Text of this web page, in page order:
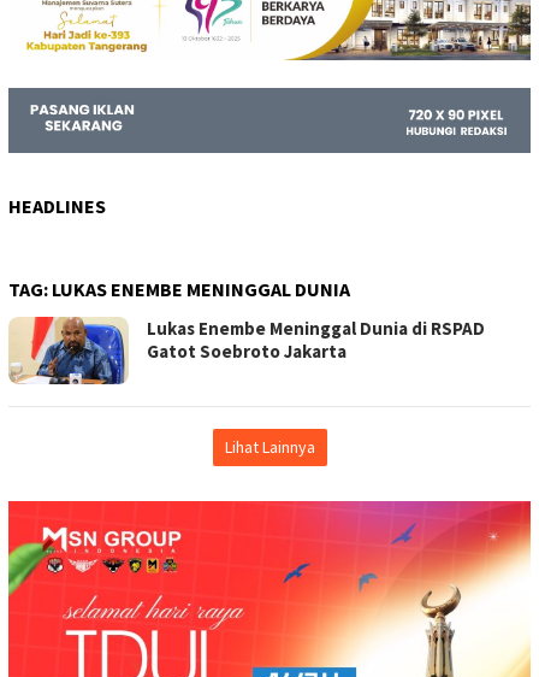
HEADLINES
TAG: LUKAS ENEMBE MENINGGAL DUNIA
Lukas Enembe Meninggal Dunia di RSPAD
Gatot Soebroto Jakarta
Lihat Lainnya